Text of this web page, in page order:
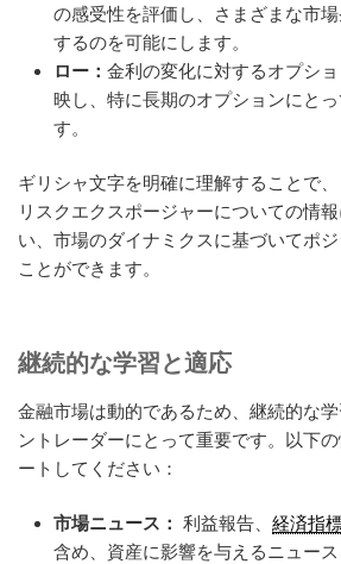
の感受性を評価し、さまざまな市
するのを可能にします。
ロー： 金利の変化に対するオプシ
映し、特に長期のオプションにと
す。
ギリシャ文字を明確に理解することで
リスクエクスポージャーについての情
い、市場のダイナミクスに基づいてポ
ことができます。
継続的な学習と適応
金融市場は動的であるため、継続的な
ントレーダーにとって重要です。以下
ートしてください：
市場ニュース： 利益報告、 経済指
含め、資産に影響を与えるニュース